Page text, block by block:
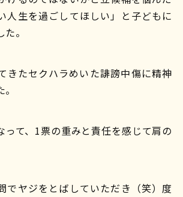
人生を過ごしてほしい」と子どもに
。
きたセクハラめいた誹謗中傷に精神
て、1票の重みと責任を感じて肩の
でヤジをとばしていただき（笑）度